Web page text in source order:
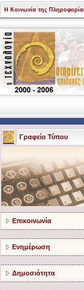
Η Κοινωνία της
Γραφείο Τύπου
Επικοινωνία
Ενημέρωση
Δημοσιότητα